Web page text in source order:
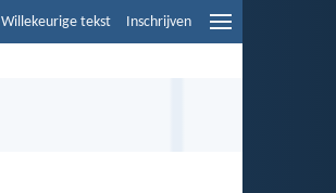
Willekeurige tekst Inschrijven